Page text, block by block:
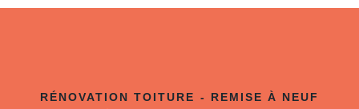
RÉNOVATION TOITURE - REMISE À NEUF